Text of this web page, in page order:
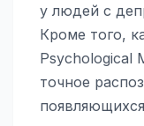
у людей с
Кроме того,
Psychological
точное